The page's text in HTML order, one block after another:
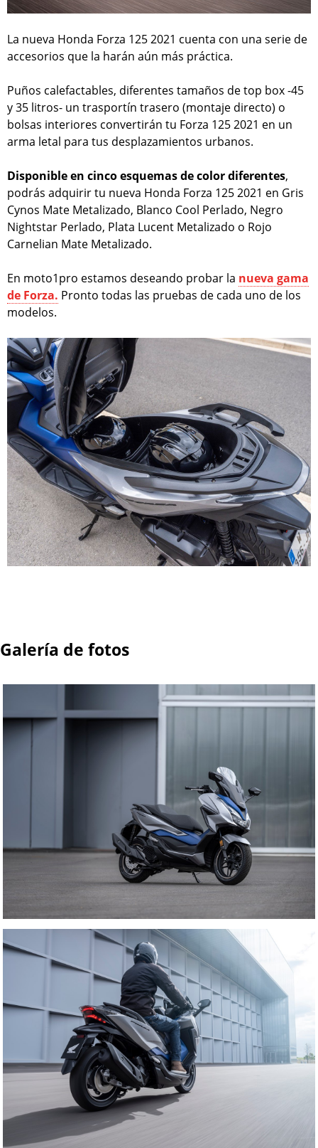
La nueva Honda Forza 125 2021 cuenta con una serie de
accesorios que la harán aún más práctica.
Puños calefactables, diferentes tamaños de top box -45
y 35 litros- un trasportín trasero (montaje directo) o
bolsas interiores convertirán tu Forza 125 2021 en un
arma letal para tus desplazamientos urbanos.
Disponible en cinco esquemas de color diferentes,
podrás adquirir tu nueva Honda Forza 125 2021 en Gris
Cynos Mate Metalizado, Blanco Cool Perlado, Negro
Nightstar Perlado, Plata Lucent Metalizado o Rojo
Carnelian Mate Metalizado.
En moto1pro estamos deseando probar la nueva gama
de Forza. Pronto todas las pruebas de cada uno de los
modelos.
Galería de fotos